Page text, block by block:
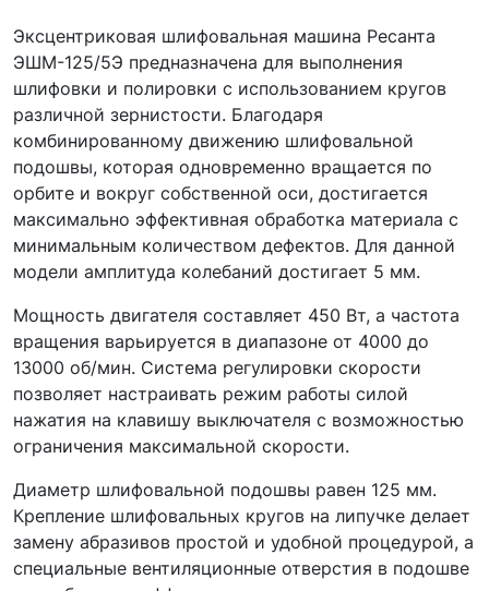
Эксцентриковая шлифовальная машина Ресанта
ЭШМ-125/5Э предназначена для выполнения
шлифовки и полировки с использованием кругов
различной зернистости. Благодаря
комбинированному движению шлифовальной
подошвы, которая одновременно вращается по
орбите и вокруг собственной оси, достигается
максимально эффективная обработка материала с
минимальным количеством дефектов. Для данной
модели амплитуда колебаний достигает 5 мм.
Мощность двигателя составляет 450 Вт, а частота
вращения варьируется в диапазоне от 4000 до
13000 об/мин. Система регулировки скорости
позволяет настраивать режим работы силой
нажатия на клавишу выключателя с возможностью
ограничения максимальной скорости.
Диаметр шлифовальной подошвы равен 125 мм.
Крепление шлифовальных кругов на липучке делает
замену абразивов простой и удобной процедурой, а
специальные вентиляционные отверстия в подошве